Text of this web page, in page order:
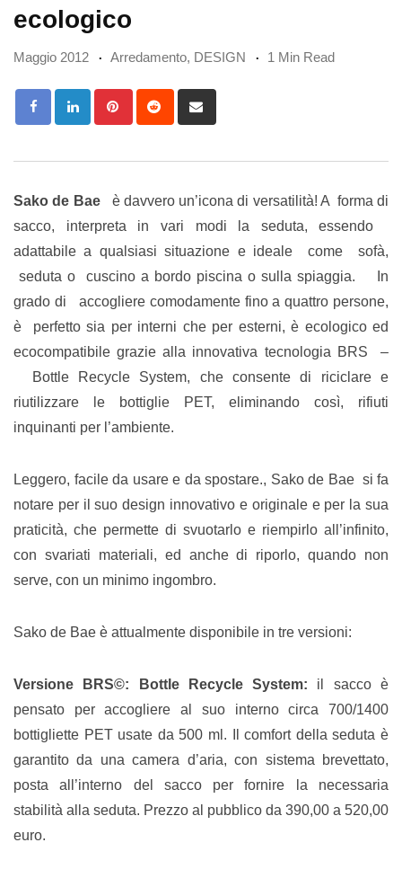
ecologico
Maggio 2012 Arredamento, DESIGN 1 Min Read
PinterestReddit
via
Sako de Bae è davvero un’icona di versatilità! A forma di
sacco, interpreta in vari modi la seduta, essendo
adattabile a qualsiasi situazione e ideale come sofà,
seduta o cuscino a bordo piscina o sulla spiaggia. In
grado di accogliere comodamente fino a quattro persone,
è perfetto sia per interni che per esterni, è ecologico ed
ecocompatibile grazie alla innovativa tecnologia BRS –
Bottle Recycle System, che consente di riciclare e
riutilizzare le bottiglie PET, eliminando così, rifiuti
inquinanti per l’ambiente.
Leggero, facile da usare e da spostare., Sako de Bae si fa
notare per il suo design innovativo e originale e per la sua
praticità, che permette di svuotarlo e riempirlo all’infinito,
con svariati materiali, ed anche di riporlo, quando non
serve, con un minimo ingombro.
Sako de Bae è attualmente disponibile in tre versioni:
Versione BRS©: Bottle Recycle System: il sacco è
pensato per accogliere al suo interno circa 700/1400
bottigliette PET usate da 500 ml. Il comfort della seduta è
garantito da una camera d’aria, con sistema brevettato,
posta all’interno del sacco per fornire la necessaria
stabilità alla seduta. Prezzo al pubblico da 390,00 a 520,00
euro.